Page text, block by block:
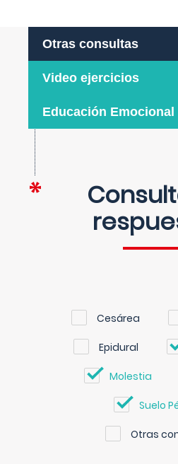
Otras consultas
Video ejercicios
Educación Emocional
Cesárea
Epidural
Molestia
Suelo
Otras